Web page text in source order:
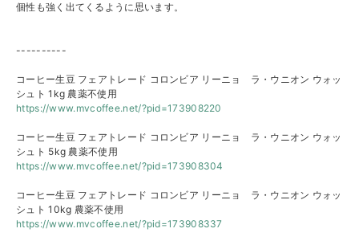
個性も強く出てくるように思います。
----------
コーヒー生豆 フェアトレード コロンビア リーニョ ラ・ウニオン ウォッ
シュト 1kg 農薬不使用
https://www.mvcoffee.net/?pid=173908220
コーヒー生豆 フェアトレード コロンビア リーニョ ラ・ウニオン ウォッ
シュト 5kg 農薬不使用
https://www.mvcoffee.net/?pid=173908304
コーヒー生豆 フェアトレード コロンビア リーニョ ラ・ウニオン ウォッ
シュト 10kg 農薬不使用
https://www.mvcoffee.net/?pid=173908337